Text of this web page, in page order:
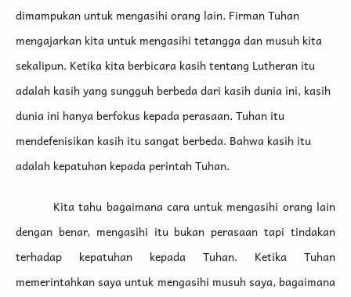
dimampukan untuk mengasihi orang lain. Firman Tuhan
mengajarkan kita untuk mengasihi tetangga dan musuh kita
sekalipun. Ketika kita berbicara kasih tentang Lutheran itu
adalah kasih yang sungguh berbeda dari kasih dunia ini, kasih
dunia ini hanya berfokus kepada perasaan. Tuhan itu
mendefenisikan kasih itu sangat berbeda. Bahwa kasih itu
adalah kepatuhan kepada perintah Tuhan.
Kita tahu bagaimana cara untuk mengasihi orang lain
dengan benar, mengasihi itu bukan perasaan tapi tindakan
terhadap kepatuhan kepada Tuhan. Ketika Tuhan
memerintahkan saya untuk mengasihi musuh saya, bagaimana